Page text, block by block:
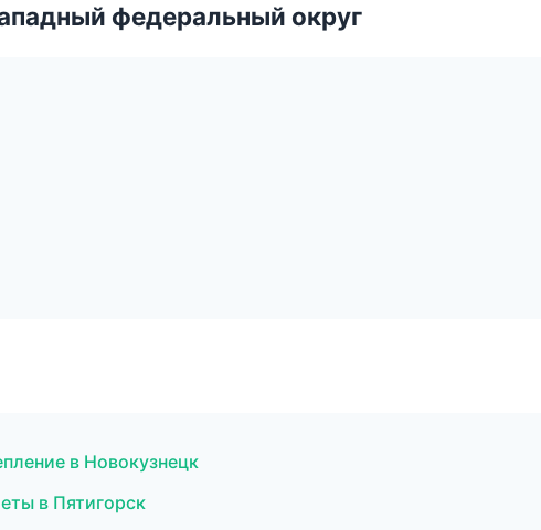
федеральный округ
в Новокузнецк
в Пятигорск